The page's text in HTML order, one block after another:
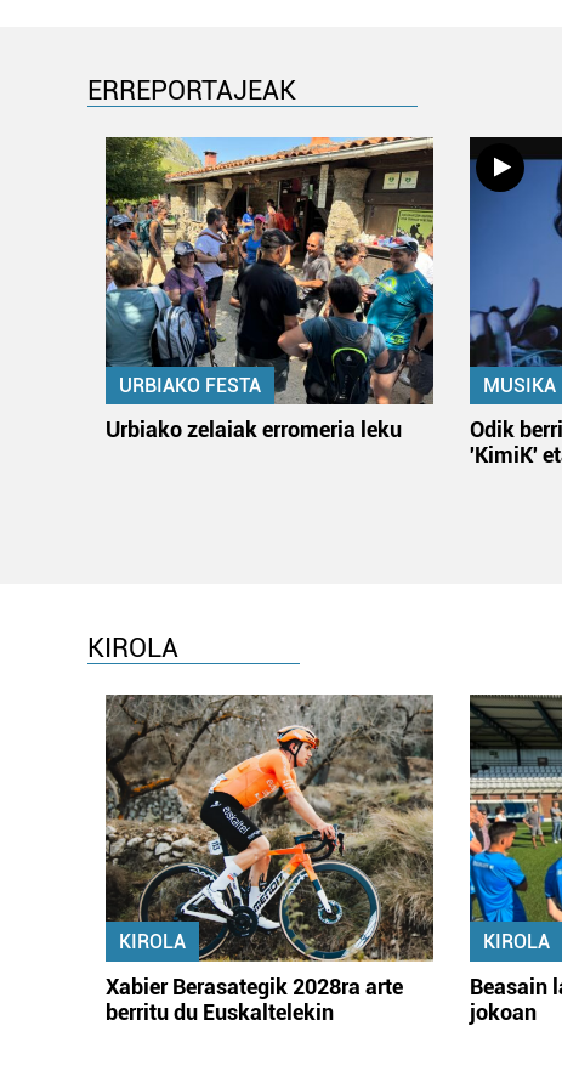
ERREPORTAJEAK
URBIAKO FESTA
Urbiako zelaiak erromeria leku
MUSIKA
Odik
'KimiK'
KIROLA
KIROLA
Xabier Berasategik 2028ra arte
berritu du Euskaltelekin
KIROLA
Beasain
jokoan